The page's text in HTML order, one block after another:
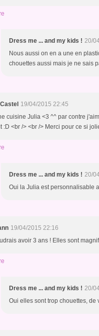
Dress me ... and my kids ! 20/
Nous aussi on en a une en
chouettes aussi mais je ne sais
19/04/2015 22:45
cuisine Julia <3 ^^ par contre
:D <br /> <br /> Merci pour ce si
Dress me ... and my kids ! 20/
Oui la Julia est personnalisable
19/04/2015 22:16
avoir 3 ans ! Elles sont
Dress me ... and my kids ! 20/
Oui elles sont trop chouettes,